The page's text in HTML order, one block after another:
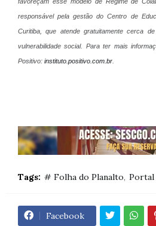
responsável pela gestão do Centro de
Curitiba, que atende gratuitamente cerca
vulnerabilidade social. Para ter mais
Positivo: instituto.positivo.com.br
Tags: # Folha do Planalto Portal
Facebook